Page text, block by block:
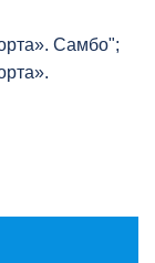
Самбо";